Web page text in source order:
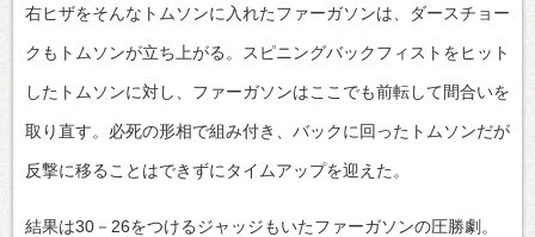
右ヒザをそんなトムソンに入れたファーガソンは、ダースチョー
クもトムソンが立ち上がる。スピニングバックフィストをヒット
したトムソンに対し、ファーガソンはここでも前転して間合いを
取り直す。必死の形相で組み付き、バックに回ったトムソンだが
反撃に移ることはできずにタイムアップを迎えた。
結果は30－26をつけるジャッジもいたファーガソンの圧勝劇。